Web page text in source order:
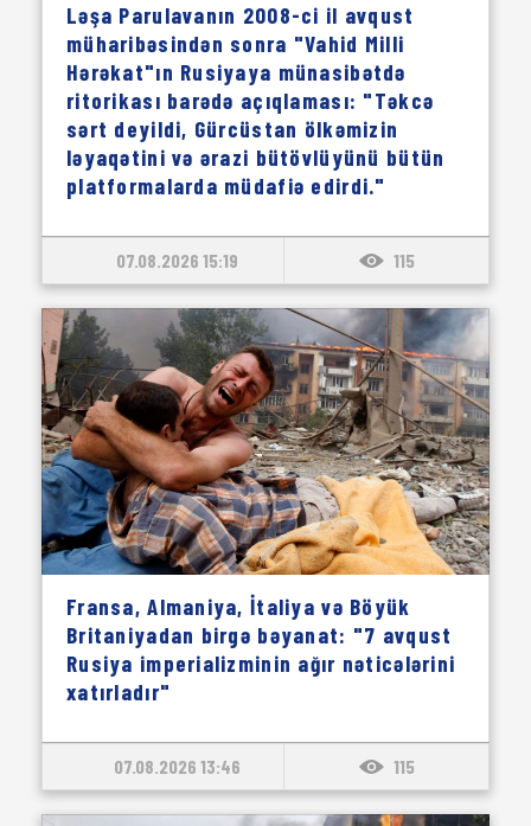
Ləşa Parulavanın 2008-ci il avqust
müharibəsindən sonra "Vahid Milli
Hərəkat"ın Rusiyaya münasibətdə
ritorikası barədə açıqlaması: "Təkcə
sərt deyildi, Gürcüstan ölkəmizin
ləyaqətini və ərazi bütövlüyünü bütün
platformalarda müdafiə edirdi."
07.08.2026 15:19 115
Fransa, Almaniya, İtaliya və Böyük
Britaniyadan birgə bəyanat: "7 avqust
Rusiya imperializminin ağır nəticələrini
xatırladır"
07.08.2026 13:46 115